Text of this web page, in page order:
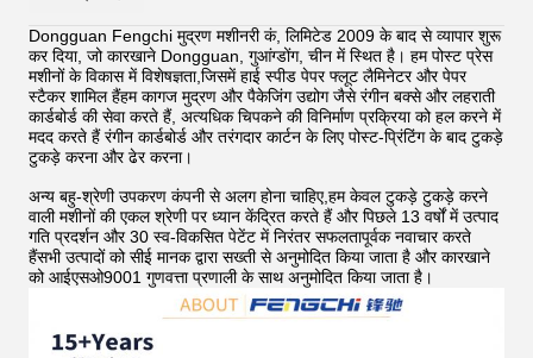
Dongguan Fengchi मुद्रण मशीनरी कं, लिमिटेड 2009 के बाद से व्यापार शुरू
कर दिया, जो कारखाने Dongguan, गुआंग्डोंग, चीन में स्थित है। हम पोस्ट प्रेस
मशीनों के विकास में विशेषज्ञता,जिसमें हाई स्पीड पेपर फ्लूट लैमिनेटर और पेपर
स्टैकर शामिल हैंहम कागज मुद्रण और पैकेजिंग उद्योग जैसे रंगीन बक्से और लहराती
कार्डबोर्ड की सेवा करते हैं, अत्यधिक चिपकने की विनिर्माण प्रक्रिया को हल करने में
मदद करते हैं रंगीन कार्डबोर्ड और तरंगदार कार्टन के लिए पोस्ट-प्रिंटिंग के बाद टुकड़े
टुकड़े करना और ढेर करना।
अन्य बहु-श्रेणी उपकरण कंपनी से अलग होना चाहिए,हम केवल टुकड़े टुकड़े करने
वाली मशीनों की एकल श्रेणी पर ध्यान केंद्रित करते हैं और पिछले 13 वर्षों में उत्पाद
गति प्रदर्शन और 30 स्व-विकसित पेटेंट में निरंतर सफलतापूर्वक नवाचार करते
हैंसभी उत्पादों को सीई मानक द्वारा सख्ती से अनुमोदित किया जाता है और कारखाने
को आईएसओ9001 गुणवत्ता प्रणाली के साथ अनुमोदित किया जाता है।